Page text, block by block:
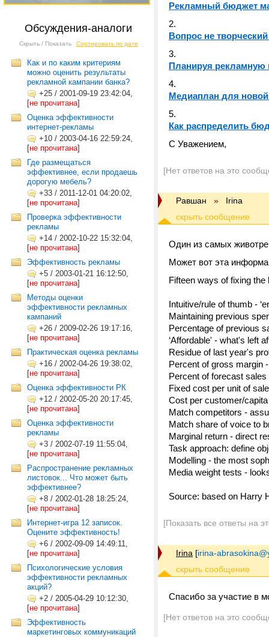
Обсуждения-аналоги
Скрыть / Показать Сортировать по дате
Как и по каким критериям
можно оценить результаты
рекламной кампании банка?
+25 / 2001-09-19 23:42:04,
[не прочитана]
Оценка эффективности
интернет-рекламы
+10 / 2003-04-16 22:59:24,
[не прочитана]
Где размещаться
эффективнее, если продаешь
дорогую мебель?
+33 / 2011-12-01 04:20:02,
[не прочитана]
Проверка эффективности
рекламы
+14 / 2002-10-22 15:32:04,
[не прочитана]
Эффективность рекламы
+5 / 2003-01-21 16:12:50,
[не прочитана]
Методы оценки
эффективности рекламных
кампаний
+26 / 2009-02-26 19:17:16,
[не прочитана]
Практическая оценка рекламы
+16 / 2002-04-26 19:38:02,
[не прочитана]
Оценка эффективности РК
+12 / 2002-05-20 20:17:45,
[не прочитана]
Оценка эффективности
рекламы
+3 / 2002-07-19 11:55:04,
[не прочитана]
Распространение рекламных
листовок... Что может быть
эффективнее?
+8 / 2002-01-28 18:25:24,
[не прочитана]
Интернет-игра 12 записок.
Оцените эффективность!
+6 / 2002-09-09 14:49:11,
[не прочитана]
Психологические условия
эффективности рекламных
акций?
+2 / 2005-04-29 10:12:30,
[не прочитана]
Эффективность
маркетинговых коммуникаций
Рекламный бюджет
Вопрос не
Планируя рекламную
Медиаплан для
Как распределить
С Уважением,
[Нет ответов на это
Равшан » Irina
Один из самых
Может вот эта
Fifteen ways of fixing
Intuitive/rule of thumb -
Maintaining previous
Percentage of previous
‘Affordable' - what's left
Residue of last year's
Percent of gross margin
Percent of forecast
Fixed cost per unit of
Cost per customer/
Match competitors -
Match share of voice to
Marginal return - direct
Task approach: define
Modelling - the most
Media weight tests -
Source: based on Harry
[Показать все ответы на
Irina [irina-
Спасибо за участие в
[Нет ответов на это